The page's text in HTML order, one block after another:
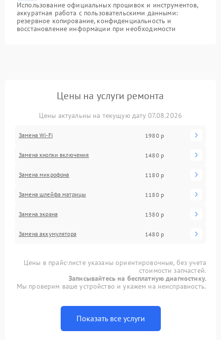
Использование официальных прошивок и инструментов,
аккуратная работа с пользовательскими данными:
резервное копирование, конфиденциальность и
восстановление информации при необходимости
Цены на услуги ремонта
Цены актуальны на текущую дату 07.08.2026
Замена Wi-Fi 1980 р
Замена кнопки включения 1480 р
Замена микрофона 1180 р
Замена шлейфа матрицы 1180 р
Замена экрана 1380 р
Замена аккумулятора 1480 р
Цены в прайс-листе указаны ориентировочные, без учета
стоимости запчастей.
Записывайтесь на бесплатную диагностику.
Мы проверим ваше устройство и укажем на неисправность.
Показать все услуги